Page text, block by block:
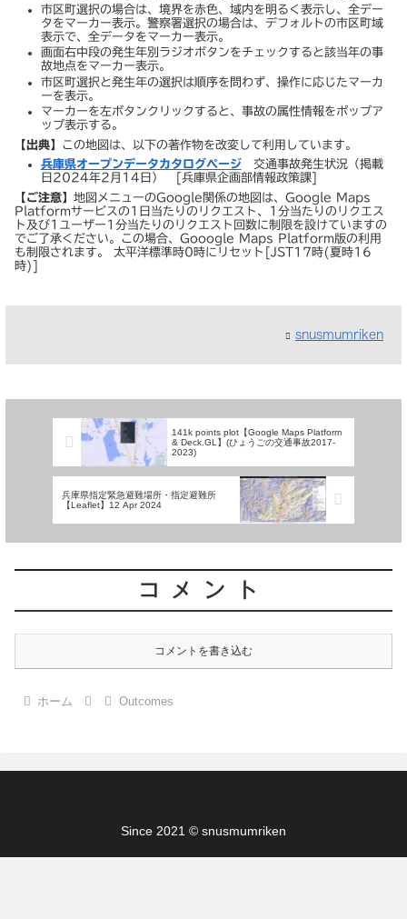
市区町選択の場合は、境界を赤色、域内を明るく表示し、全デー
タをマーカー表示。警察署選択の場合は、デフォルトの市区町域
表示で、全データをマーカー表示。
画面右中段の発生年別ラジオボタンをチェックすると該当年の事
故地点をマーカー表示。
市区町選択と発生年の選択は順序を問わず、操作に応じたマーカ
ーを表示。
マーカーを左ボタンクリックすると、事故の属性情報をポップア
ップ表示する。
【出典】 この地図は、以下の著作物を改変して利用しています。
兵庫県オープンデータカタログページ 交通事故発生状況（掲載
日2024年2月14日） [兵庫県企画部情報政策課]
【ご注意】 地図メニューのGoogle関係の地図は、Google Maps
Platformサービスの1日当たりのリクエスト、1分当たりのリクエス
ト及び1ユーザー1分当たりのリクエスト回数に制限を設けていますの
でご了承ください。この場合、Gooogle Maps Platform版の利用
も制限されます。 太平洋標準時0時にリセット[JST17時(夏時16
時)]
snusmumriken
141k points plot【Google Maps Platform
& Deck.GL】(ひょうごの交通事故2017-
2023)
兵庫県指定緊急避難場所・指定避難所
【Leaflet】12 Apr 2024
コメント
コメントを書き込む
ホーム Outcomes
Since 2021 © snusmumriken